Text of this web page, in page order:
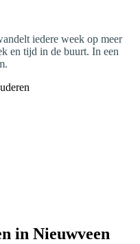
iedere week op meer
en tijd in de buurt. In een
in Nieuwveen